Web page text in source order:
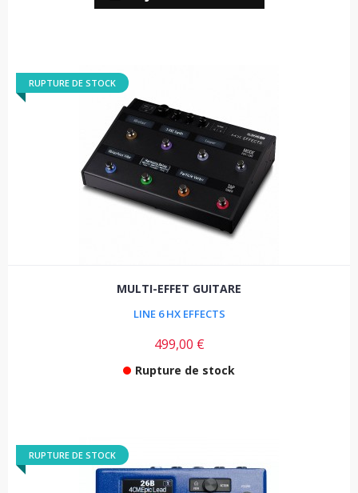
RUPTURE DE STOCK
MULTI-EFFET GUITARE
LINE 6 HX EFFECTS
499,00 €
Rupture de stock
RUPTURE DE STOCK